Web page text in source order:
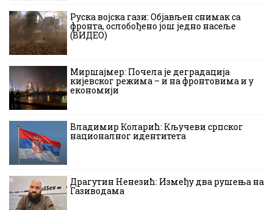
Руска војска гази: Објављен снимак са
фронта, ослобођено још једно насеље
(ВИДЕО)
Миршајмер: Почела је деградација
кијевског режима – и на фронтовима и у
економији
Владимир Коларић: Кључеви српског
националног идентитета
Драгутин Ненезић: Између два рушења на
Газиводама